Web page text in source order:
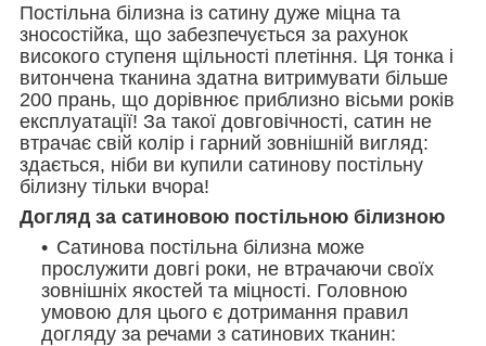
Постільна білизна із сатину дуже міцна та
зносостійка, що забезпечується за рахунок
високого ступеня щільності плетіння. Ця тонка і
витончена тканина здатна витримувати більше
200 прань, що дорівнює приблизно вісьми років
експлуатації! За такої довговічності, сатин не
втрачає свій колір і гарний зовнішній вигляд:
здається, ніби ви купили сатинову постільну
білизну тільки вчора!
Догляд за сатиновою постільною білизною
Сатинова постільна білизна може
прослужити довгі роки, не втрачаючи своїх
зовнішніх якостей та міцності. Головною
умовою для цього є дотримання правил
догляду за речами з сатинових тканин: